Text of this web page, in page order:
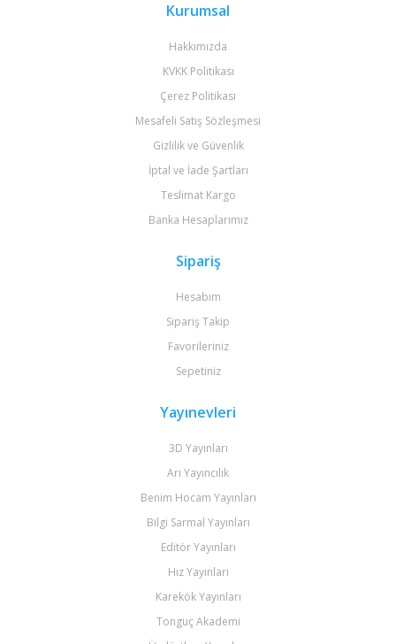
Kurumsal
Hakkımızda
KVKK Politikası
Çerez Politikası
Mesafeli Satış Sözleşmesi
Gizlilik ve Güvenlik
İptal ve İade Şartları
Teslimat Kargo
Banka Hesaplarımız
Sipariş
Hesabım
Sipariş Takip
Favorileriniz
Sepetiniz
Yayınevleri
3D Yayınları
Arı Yayıncılık
Benim Hocam Yayınları
Bilgi Sarmal Yayınları
Editör Yayınları
Hız Yayınları
Karekök Yayınları
Tonguç Akademi